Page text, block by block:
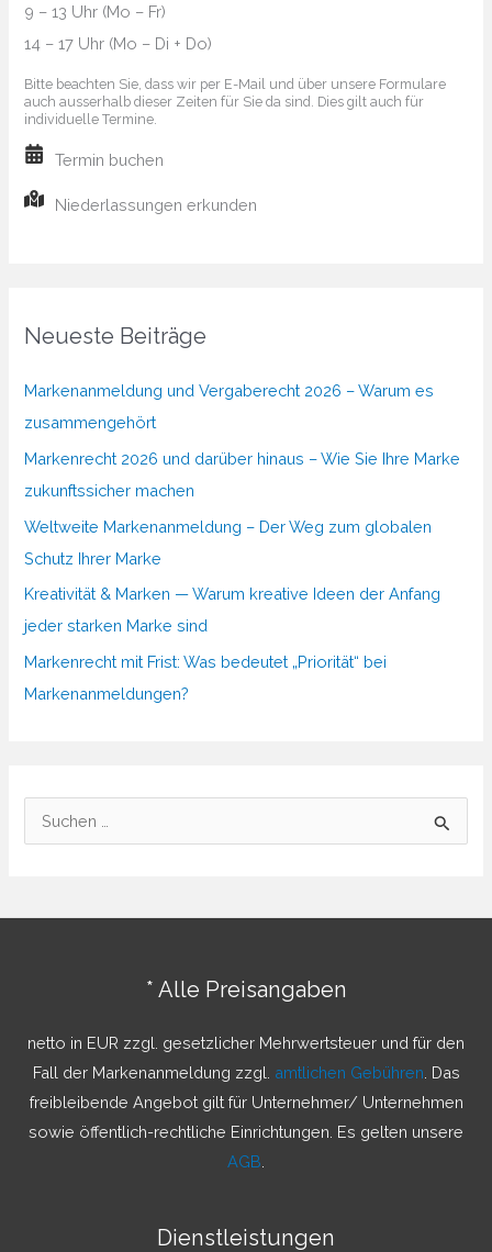
9 – 13 Uhr (Mo – Fr)
14 – 17 Uhr (Mo – Di + Do)
Bitte beachten Sie, dass wir per E-Mail und über unsere Formulare
auch ausserhalb dieser Zeiten für Sie da sind. Dies gilt auch für
individuelle Termine.
Termin buchen
Niederlassungen erkunden
Neueste Beiträge
Markenanmeldung und Vergaberecht 2026 – Warum es
zusammengehört
Markenrecht 2026 und darüber hinaus – Wie Sie Ihre Marke
zukunftssicher machen
Weltweite Markenanmeldung – Der Weg zum globalen
Schutz Ihrer Marke
Kreativität & Marken — Warum kreative Ideen der Anfang
jeder starken Marke sind
Markenrecht mit Frist: Was bedeutet „Priorität“ bei
Markenanmeldungen?
u
h
* Alle Preisangaben
netto in EUR zzgl. gesetzlicher Mehrwertsteuer und für den
Fall der Markenanmeldung zzgl. amtlichen Gebühren . Das
freibleibende Angebot gilt für Unternehmer/ Unternehmen
sowie öffentlich-rechtliche Einrichtungen. Es gelten unsere
AGB
Dienstleistungen